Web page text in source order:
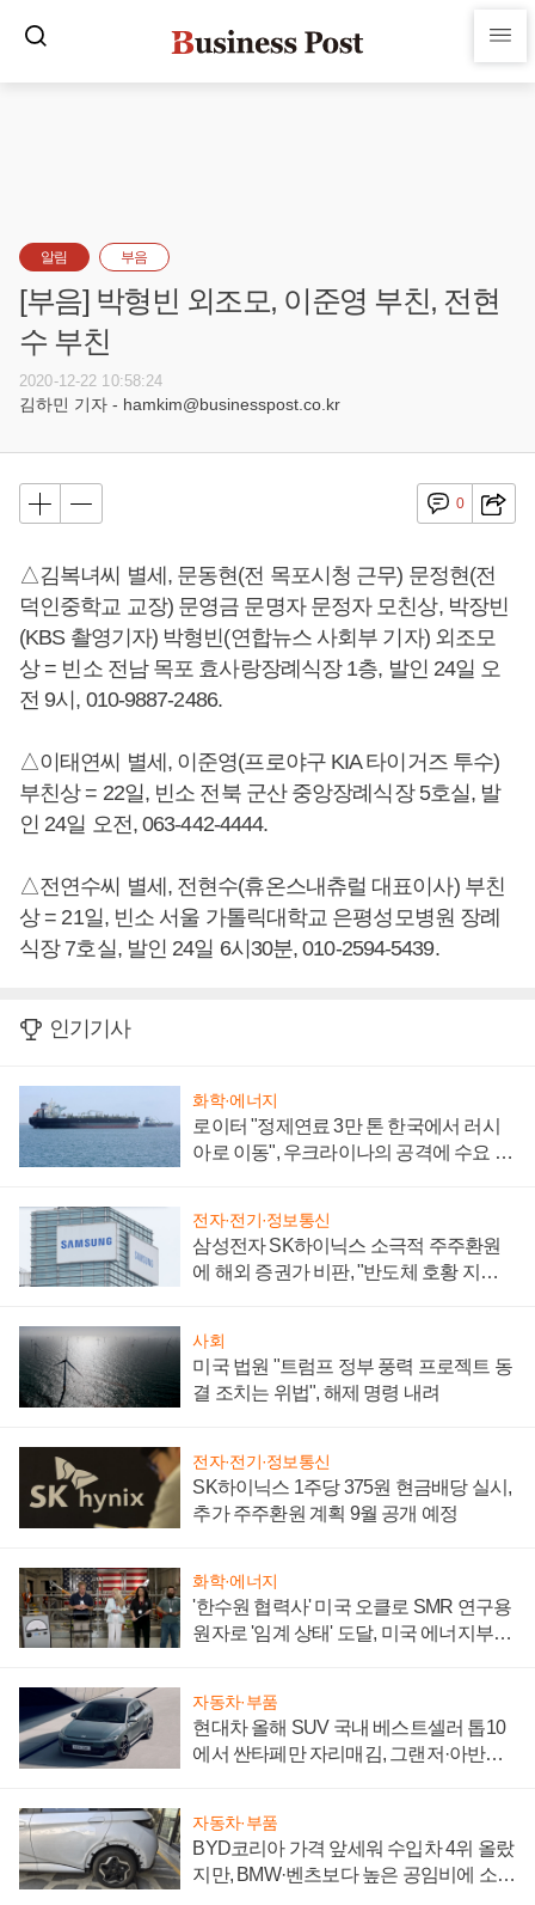
알림 부음
[부음] 박형빈 외조모, 이준영 부친, 전현
수 부친
2020-12-22 10:58:24
김하민 기자 - hamkim@businesspost.co.kr
0
△김복녀씨 별세, 문동현(전 목포시청 근무) 문정현(전
덕인중학교 교장) 문영금 문명자 문정자 모친상, 박장빈
(KBS 촬영기자) 박형빈(연합뉴스 사회부 기자) 외조모
상 = 빈소 전남 목포 효사랑장례식장 1층, 발인 24일 오
전 9시, 010-9887-2486.
△이태연씨 별세, 이준영(프로야구 KIA 타이거즈 투수)
부친상 = 22일, 빈소 전북 군산 중앙장례식장 5호실, 발
인 24일 오전, 063-442-4444.
△전연수씨 별세, 전현수(휴온스내츄럴 대표이사) 부친
상 = 21일, 빈소 서울 가톨릭대학교 은평성모병원 장례
식장 7호실, 발인 24일 6시30분, 010-2594-5439.
인기기사
화학·에너지
로이터 "정제연료 3만 톤 한국에서 러시
아로 이동", 우크라이나의 공격에 수요 늘
전자·전기·정보통신
삼성전자 SK하이닉스 소극적 주주환원
에 해외 증권가 비판, "반도체 호황 지속
사회
미국 법원 "트럼프 정부 풍력 프로젝트 동
결 조치는 위법", 해제 명령 내려
전자·전기·정보통신
SK하이닉스 1주당 375원 현금배당 실시,
추가 주주환원 계획 9월 공개 예정
화학·에너지
'한수원 협력사' 미국 오클로 SMR 연구용
원자로 '임계 상태' 도달, 미국 에너지부
자동차·부품
현대차 올해 SUV 국내 베스트셀러 톱10
에서 싼타페만 자리매김, 그랜저·아반떼
자동차·부품
BYD코리아 가격 앞세워 수입차 4위 올랐
지만, BMW·벤츠보다 높은 공임비에 소비